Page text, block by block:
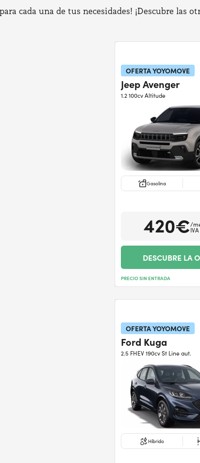
cada una de tus necesidades! ¡Descubre las
OFERTA YOYOMOVE
Jeep Avenger
1.2 100cv Altitude
Gasolina
420€/
DESCUBRE LA
PRECIO SIN ENTRADA
OFERTA YOYOMOVE
Ford Kuga
2.5 FHEV 190cv St Line aut.
Híbrido